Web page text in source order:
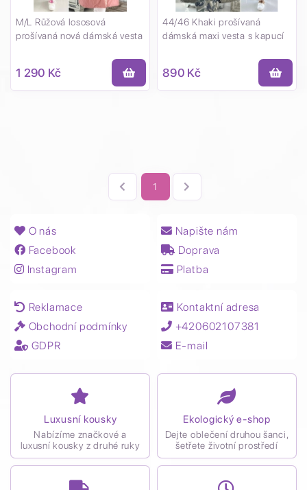
M/L Růžová lososová
prošívaná nová dámská vesta
1 290 Kč
44/46 Khaki prošívaná
dámská maxi vesta s kapucí
890 Kč
1
O nás
Facebook
Instagram
Napište nám
Doprava
Platba
Reklamace
Obchodní podmínky
GDPR
Kontaktní adresa
+420602107381
E-mail
Luxusní kousky
Nabízíme značkové a
luxusní kousky z druhé ruky
Ekologický e-shop
Dejte oblečení druhou šanci,
šetřete životní prostředí